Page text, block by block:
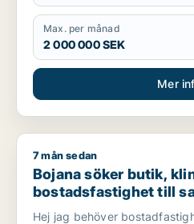
Max. per månad
2 000 000 SEK
Mer
Bojana söker butik, klinik
7 mån sedan
Bojana söker butik,
bostadsfastighet till
Danderyd eller
Hej jag behöver